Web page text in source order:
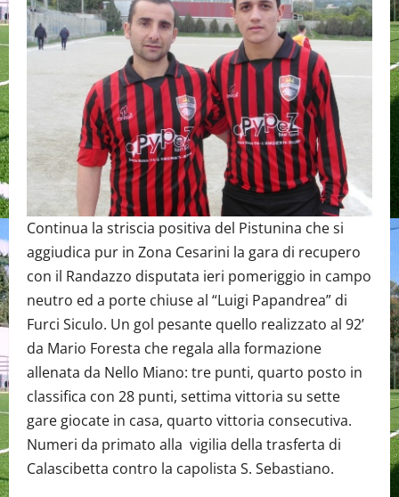
Continua la striscia positiva del Pistunina che si
aggiudica pur in Zona Cesarini la gara di recupero
con il Randazzo disputata ieri pomeriggio in campo
neutro ed a porte chiuse al “Luigi Papandrea” di
Furci Siculo. Un gol pesante quello realizzato al 92’
da Mario Foresta che regala alla formazione
allenata da Nello Miano: tre punti, quarto posto in
classifica con 28 punti, settima vittoria su sette
gare giocate in casa, quarto vittoria consecutiva.
Numeri da primato alla vigilia della trasferta di
Calascibetta contro la capolista S. Sebastiano.